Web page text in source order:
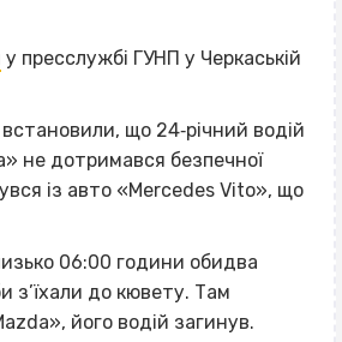
у пресслужбі ГУНП у Черкаській
що 24‐річний водій
не дотримався безпечної
із авто «Mercedes Vito», що
06:00 години обидва
з’їхали до кювету. Там
його водій загинув.